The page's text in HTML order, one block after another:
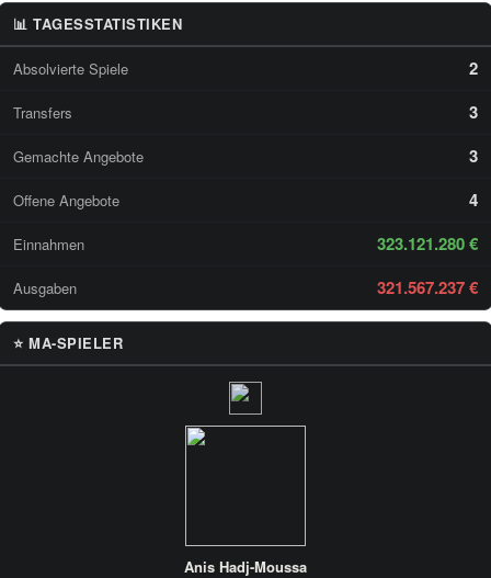
📊 TAGESSTATISTIKEN
Absolvierte Spiele 2
Transfers 3
Gemachte Angebote 3
Offene Angebote 4
Einnahmen 323.121.280 €
Ausgaben 321.567.237 €
⭐ MA-SPIELER
Anis Hadj-Moussa